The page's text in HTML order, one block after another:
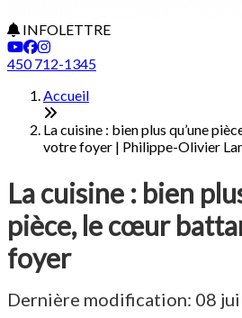
INFOLETTRE
450 712-1345
Accueil
La cuisine : bien plus qu’une
votre foyer | Philippe-Olivier
La cuisine : bien
pièce, le cœur
foyer
Dernière modification: 08